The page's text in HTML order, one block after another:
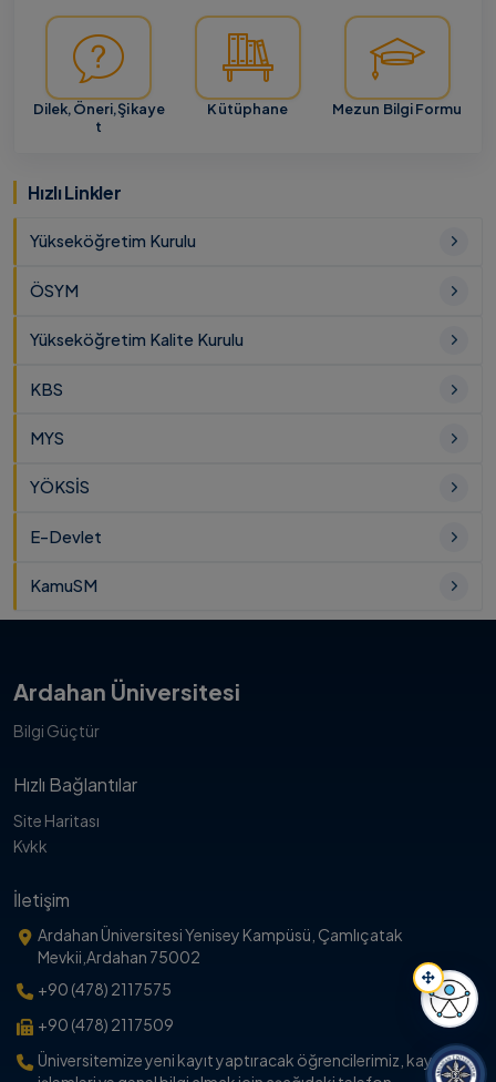
Dilek,Öneri,Şikaye
t
Kütüphane Mezun Bilgi Formu
Hızlı Linkler
Yükseköğretim Kurulu
ÖSYM
Yükseköğretim Kalite Kurulu
KBS
MYS
YÖKSİS
E-Devlet
KamuSM
Ardahan Üniversitesi
Bilgi Güçtür
Hızlı Bağlantılar
Site Haritası
Kvkk
İletişim
Ardahan Üniversitesi Yenisey Kampüsü, Çamlıçatak
Mevkii,Ardahan 75002
+90 (478) 2117575
+90 (478) 2117509
Üniversitemize yeni kayıt yaptıracak öğrencilerimiz, kayıt